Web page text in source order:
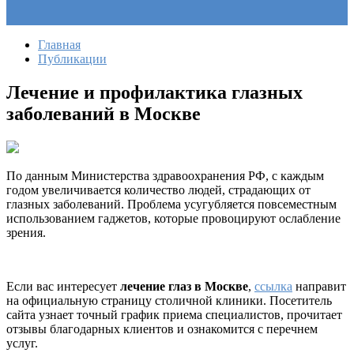
Главная
Публикации
Лечение и профилактика глазных
заболеваний в Москве
По данным Министерства здравоохранения РФ, с каждым
годом увеличивается количество людей, страдающих от
глазных заболеваний. Проблема усугубляется повсеместным
использованием гаджетов, которые провоцируют ослабление
зрения.
Если вас интересует лечение глаз в Москве, ссылка направит
на официальную страницу столичной клиники. Посетитель
сайта узнает точный график приема специалистов, прочитает
отзывы благодарных клиентов и ознакомится с перечнем
услуг.